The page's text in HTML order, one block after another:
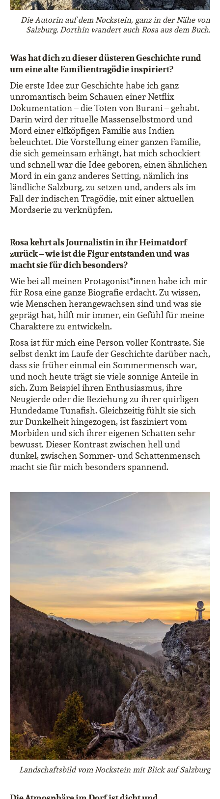
Die Autorin auf dem Nockstein, ganz in der Nähe von
Salzburg. Dorthin wandert auch Rosa aus dem Buch.
Was hat dich zu dieser düsteren Geschichte rund
um eine alte Familientragödie inspiriert?
Die erste Idee zur Geschichte habe ich ganz
unromantisch beim Schauen einer Netflix
Dokumentation – die Toten von Burani – gehabt.
Darin wird der rituelle Massenselbstmord und
Mord einer elfköpfigen Familie aus Indien
beleuchtet. Die Vorstellung einer ganzen Familie,
die sich gemeinsam erhängt, hat mich schockiert
und schnell war die Idee geboren, einen ähnlichen
Mord in ein ganz anderes Setting, nämlich ins
ländliche Salzburg, zu setzen und, anders als im
Fall der indischen Tragödie, mit einer aktuellen
Mordserie zu verknüpfen.
Rosa kehrt als Journalistin in ihr Heimatdorf
zurück – wie ist die Figur entstanden und was
macht sie für dich besonders?
Wie bei all meinen Protagonist*innen habe ich mir
für Rosa eine ganze Biografie erdacht. Zu wissen,
wie Menschen herangewachsen sind und was sie
geprägt hat, hilft mir immer, ein Gefühl für meine
Charaktere zu entwickeln.
Rosa ist für mich eine Person voller Kontraste. Sie
selbst denkt im Laufe der Geschichte darüber nach,
dass sie früher einmal ein Sommermensch war,
und noch heute trägt sie viele sonnige Anteile in
sich. Zum Beispiel ihren Enthusiasmus, ihre
Neugierde oder die Beziehung zu ihrer quirligen
Hundedame Tunafish. Gleichzeitig fühlt sie sich
zur Dunkelheit hingezogen, ist fasziniert vom
Morbiden und sich ihrer eigenen Schatten sehr
bewusst. Dieser Kontrast zwischen hell und
dunkel, zwischen Sommer- und Schattenmensch
macht sie für mich besonders spannend.
Landschaftsbild vom Nockstein mit Blick auf Salzburg